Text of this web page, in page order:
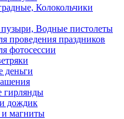
Колокольчики
Водные пистолеты
проведения праздников
фотосессии
деньги
гирлянды
дождик
магниты